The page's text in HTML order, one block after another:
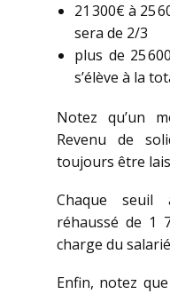
21 300€ à 25
sera de 2/3
plus de 25
s’élève à la
Notez qu’un
Revenu de
toujours être
Chaque seuil
réhaussé de 1
charge du
Enfin, notez